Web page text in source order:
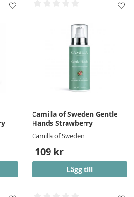
Camilla of Sweden Gentle
Hands Strawberry
Camilla of Sweden
109 kr
Lägg till